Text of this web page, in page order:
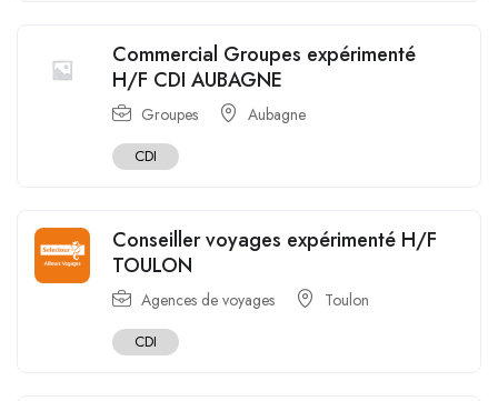
Commercial Groupes expérimenté
H/F CDI AUBAGNE
Groupes Aubagne
CDI
Conseiller voyages expérimenté H/F
TOULON
Agences de voyages Toulon
CDI